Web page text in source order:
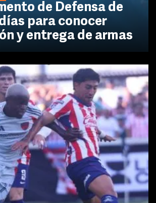
de Defensa de
días para conocer
y entrega de armas